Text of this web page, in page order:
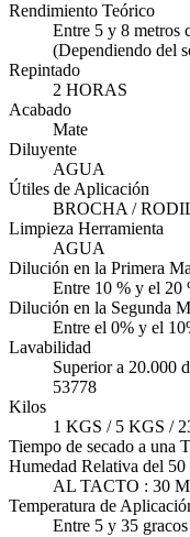
Rendimiento Teórico
Entre 5 y 8
(Dependiendo del
Repintado
2 HORAS
Acabado
Mate
Diluyente
AGUA
Útiles de Aplicación
BROCHA /
Limpieza Herramienta
AGUA
Dilución en la Primera
Entre 10 % y el 20
Dilución en la Segunda
Entre el 0% y el
Lavabilidad
Superior a 20.000
53778
Kilos
1 KGS / 5 KGS /
Tiempo de secado a una
Humedad Relativa del 50
AL TACTO : 30
Temperatura de
Entre 5 y 35